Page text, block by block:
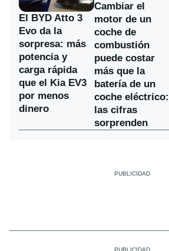
El BYD Atto 3
Evo da la
sorpresa: más
potencia y
carga rápida
que el Kia EV3
por menos
dinero
Cambiar el
motor de un
coche de
combustión
puede costar
más que la
batería de un
coche eléctrico:
las cifras
sorprenden